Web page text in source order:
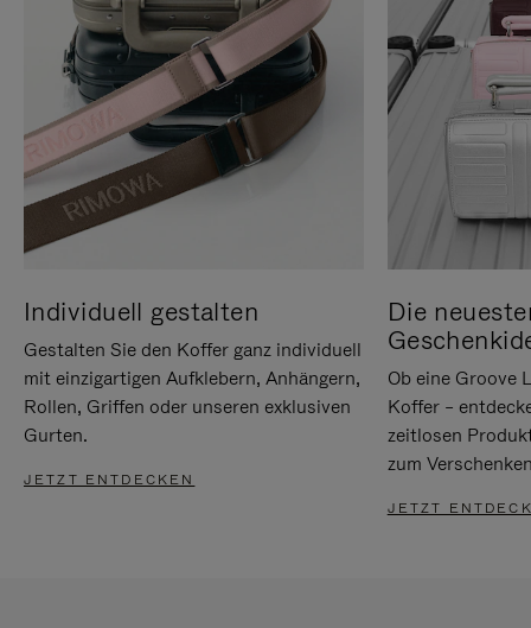
Individuell gestalten
Gestalten Sie den Koffer ganz individuell
mit einzigartigen Aufklebern, Anhängern,
Rollen, Griffen oder unseren exklusiven
Gurten.
JETZT ENTDECKEN
Die
Ob eine Groove
Koffer –
zeitlosen
zum
JETZT